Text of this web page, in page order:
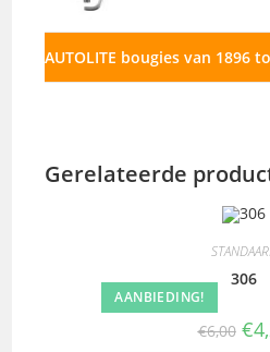
AUTOLITE bougies van 1896
Gerelateerde
AANBIEDING!
306
€6,00 €